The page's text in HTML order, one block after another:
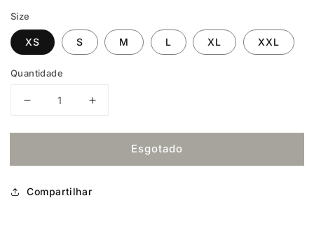
Size
XS S M L XL XXL
Quantidade
a
HEDON
a
quantidadeEsgotado
Compartilhar